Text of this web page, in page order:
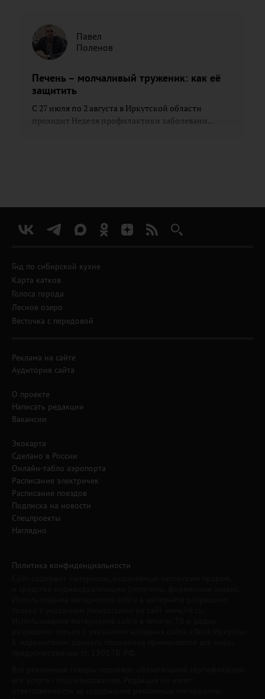
Павел
Поленов
Печень – молчаливый труженик: как её
защитить
С 27 июля по 2 августа в Иркутской области
проходит Неделя профилактики заболевани...
Гид по сибирской кухне
Карта катков
Голоса города
Лесное озеро
Весточка с передовой
Реклама на сайте
Аудитория сайта
О проекте
Написать редакции
Вакансии
Экокарта
Сделано в России
Онлайн-табло аэропорта
Расписание электричек
Расписание поездов
Подписка на новости
Спецпроекты
Наглядно
Политика конфиденциальности